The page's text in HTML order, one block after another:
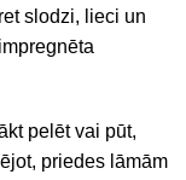
slodzi, lieci un
pelēt vai pūt,
priedes lāmām